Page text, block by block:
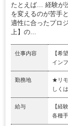
たとえば… 経験が
を変えるのが苦手
適性に合ったプロ
上】の...
仕事内容
【希
イン
勤務地
★リモ
しく
給与
【経
各種